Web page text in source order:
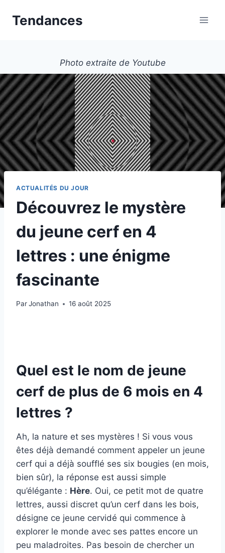
Tendances
Photo extraite de Youtube
ACTUALITÉS DU JOUR
Découvrez le mystère
du jeune cerf en 4
lettres : une énigme
fascinante
ParJonathan 16 août 2025
Quel est le nom de jeune
cerf de plus de 6 mois en 4
lettres ?
Ah, la nature et ses mystères ! Si vous vous
êtes déjà demandé comment appeler un jeune
cerf qui a déjà soufflé ses six bougies (en mois,
bien sûr), la réponse est aussi simple
qu’élégante : Hère. Oui, ce petit mot de quatre
lettres, aussi discret qu’un cerf dans les bois,
désigne ce jeune cervidé qui commence à
explorer le monde avec ses pattes encore un
peu maladroites. Pas besoin de chercher un